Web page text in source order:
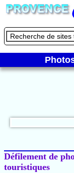
Défilement de
touristiques